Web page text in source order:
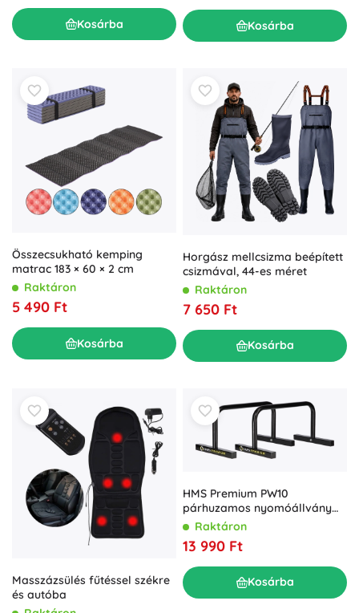
Kosárba Kosárba
Összecsukható kemping
matrac 183 × 60 × 2 cm
Raktáron
5 490 Ft
Kosárba
Horgász mellcsizma beépített
csizmával, 44-es méret
Raktáron
7 650 Ft
Kosárba
Masszázsülés fűtéssel székre
és autóba
HMS Premium PW10
párhuzamos nyomóállvány
fekvőtámaszokhoz és
Raktáron
13 990 Ft
Kosárba